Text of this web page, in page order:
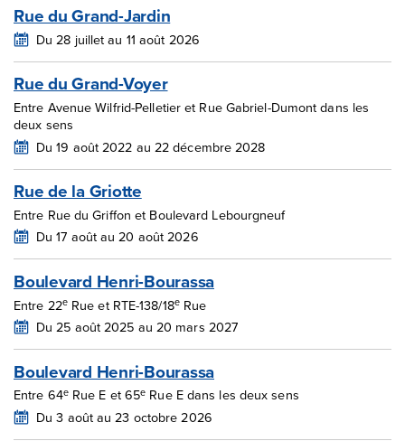
Rue du Grand-Jardin
Du 28 juillet au 11 août 2026
Rue du Grand-Voyer
Entre Avenue Wilfrid-Pelletier et Rue Gabriel-Dumont dans les
deux sens
Du 19 août 2022 au 22 décembre 2028
Rue de la Griotte
Entre Rue du Griffon et Boulevard Lebourgneuf
Du 17 août au 20 août 2026
Boulevard Henri-Bourassa
Entre 22eRue et RTE-138/18eRue
Du 25 août 2025 au 20 mars 2027
Boulevard Henri-Bourassa
Entre 64eRue E et 65e Rue E dans les deux sens
Du 3 août au 23 octobre 2026